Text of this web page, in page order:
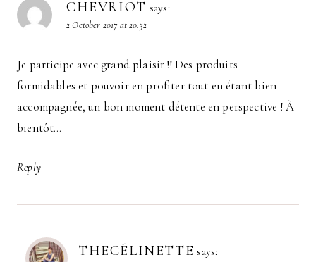
CHEVRIOT says:
2 October 2017 at 20:32
Je participe avec grand plaisir !! Des produits
formidables et pouvoir en profiter tout en étant bien
accompagnée, un bon moment détente en perspective ! À
bientôt…
Reply
THECÉLINETTE says: